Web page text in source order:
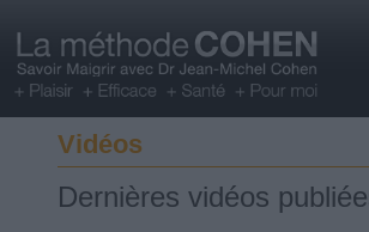
Vidéos
Dernières vidéos